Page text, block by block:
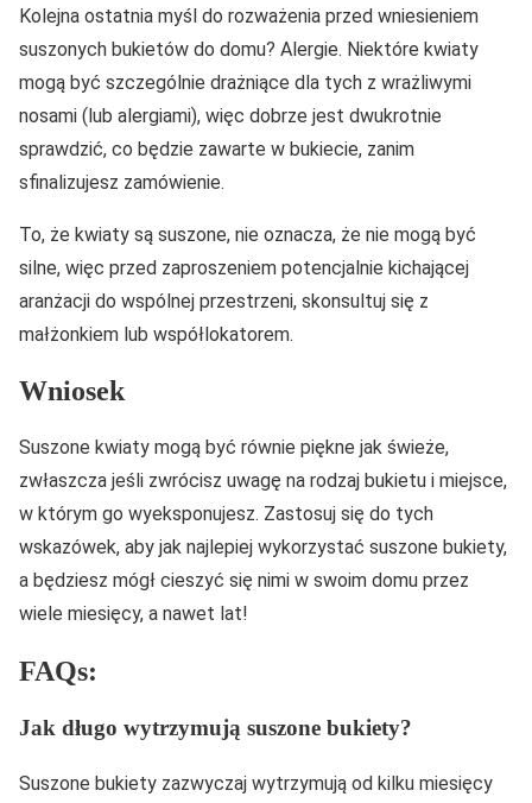
Kolejna ostatnia myśl do rozważenia przed wniesieniem
suszonych bukietów do domu? Alergie. Niektóre kwiaty
mogą być szczególnie drażniące dla tych z wrażliwymi
nosami (lub alergiami), więc dobrze jest dwukrotnie
sprawdzić, co będzie zawarte w bukiecie, zanim
sfinalizujesz zamówienie.
To, że kwiaty są suszone, nie oznacza, że nie mogą być
silne, więc przed zaproszeniem potencjalnie kichającej
aranżacji do wspólnej przestrzeni, skonsultuj się z
małżonkiem lub współlokatorem.
Wniosek
Suszone kwiaty mogą być równie piękne jak świeże,
zwłaszcza jeśli zwrócisz uwagę na rodzaj bukietu i miejsce,
w którym go wyeksponujesz. Zastosuj się do tych
wskazówek, aby jak najlepiej wykorzystać suszone bukiety,
a będziesz mógł cieszyć się nimi w swoim domu przez
wiele miesięcy, a nawet lat!
FAQs:
Jak długo wytrzymują suszone bukiety?
Suszone bukiety zazwyczaj wytrzymują od kilku miesięcy